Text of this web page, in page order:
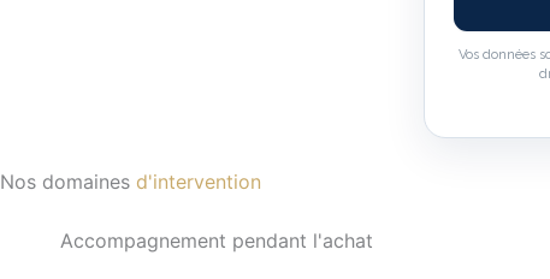
Vos données
Nos domaines d'intervention
Accompagnement pendant l'achat